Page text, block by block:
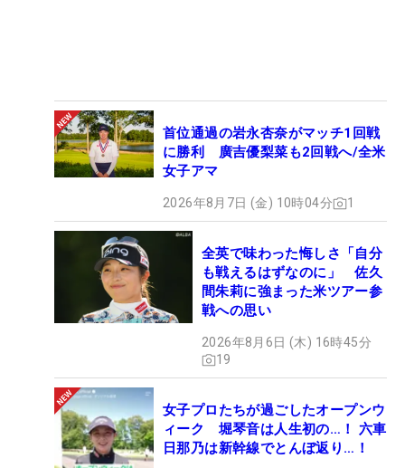
首位通過の岩永杏奈がマッチ1回戦
に勝利 廣吉優梨菜も2回戦へ/全米
女子アマ
2026年8月7日 (金) 10時04分 1
全英で味わった悔しさ「自分
も戦えるはずなのに」 佐久
間朱莉に強まった米ツアー参
戦への思い
2026年8月6日 (木) 16時45分
19
女子プロたちが過ごしたオープンウ
ィーク 堀琴音は人生初の…！ 六車
日那乃は新幹線でとんぼ返り…！